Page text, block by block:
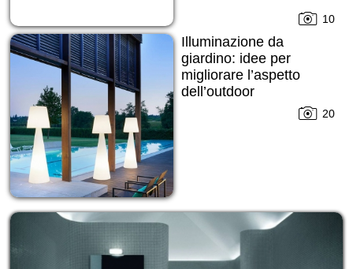
10
Illuminazione da
giardino: idee per
migliorare l’aspetto
dell’outdoor
20